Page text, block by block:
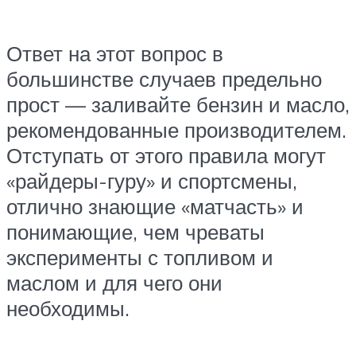
Ответ на этот вопрос в
большинстве случаев предельно
прост — заливайте бензин и масло,
рекомендованные производителем.
Отступать от этого правила могут
«райдеры-гуру» и спортсмены,
отлично знающие «матчасть» и
понимающие, чем чреваты
эксперименты с топливом и
маслом и для чего они
необходимы.